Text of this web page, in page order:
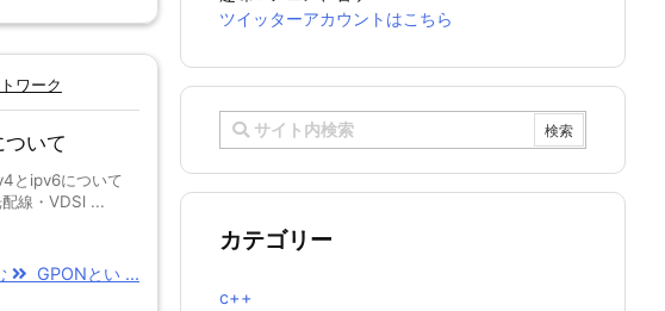
ワーク
ついて
とipv6について
線・VDSl ...
GPONとい ...
ツイッターアカウントはこちら
カテゴリー
c++